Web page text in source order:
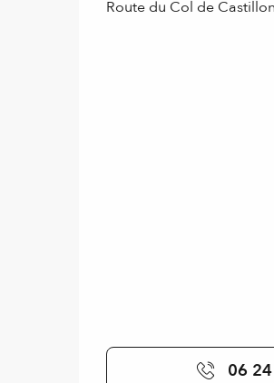
Route du Col de
06